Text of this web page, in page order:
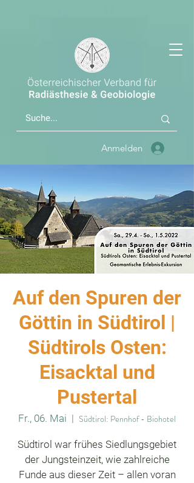
Anmelden
Auf den Spuren der
Göttin in Südtirol |
Südtirols Osten:
Eisacktal und
Pustertal
Fr., 06. Mai
  |
Südtirol: Pennhof - Biohotel
Südtirol war frühes Siedlungsgebiet
der Jungsteinzeit, wie zahlreiche
Funde aus dieser Zeit – allen voran